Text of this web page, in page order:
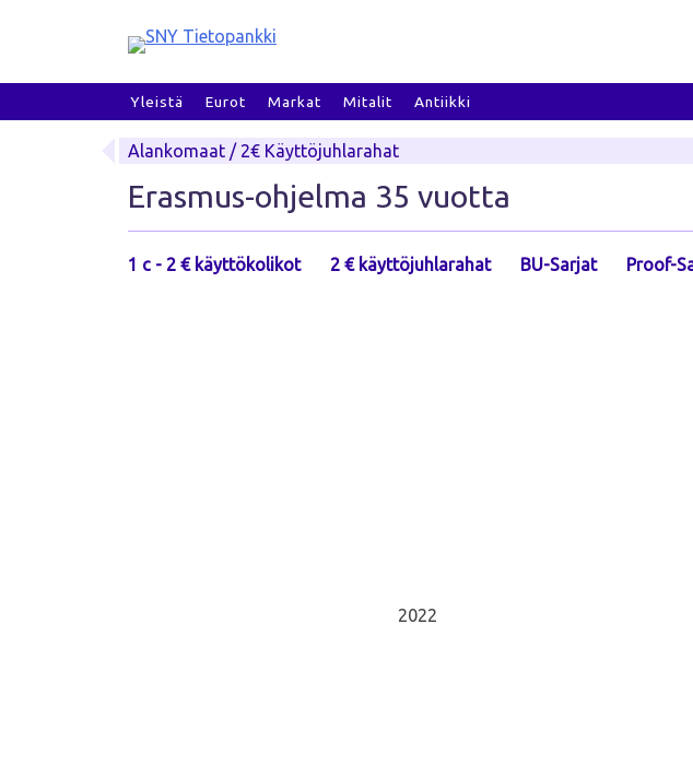
Yleistä
Eurot Markat Mitalit Antiikki
Alankomaat / 2€ Käyttöjuhlarahat
Erasmus-ohjelma 35 vuotta
1 c - 2 € käyttökolikot 2 € käyttöjuhlarahat BU-Sarjat Proof-
2022